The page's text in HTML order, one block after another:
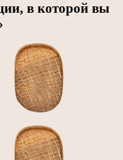
в которой вы